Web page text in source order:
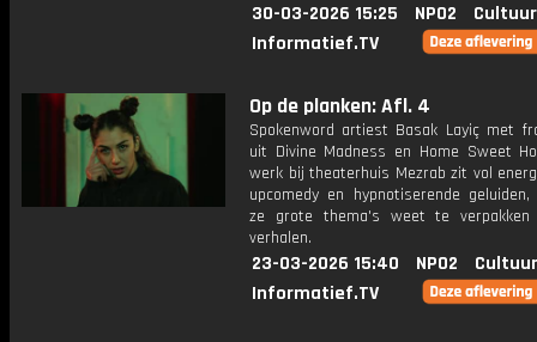
30-03-2026 15:25 NPO2
Informatief.TV
Op de planken: Afl. 4
Spokenword artiest Basak Layiç met
uit Divine Madness en Home Sweet
werk bij theaterhuis Mezrab zit vol
upcomedy en hypnotiserende geluiden,
ze grote thema's weet te verpakken
verhalen.
23-03-2026 15:40 NPO2
Informatief.TV